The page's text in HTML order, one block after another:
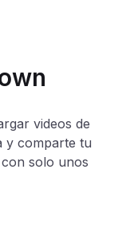
videos de
y comparte tu
solo unos
electrónico